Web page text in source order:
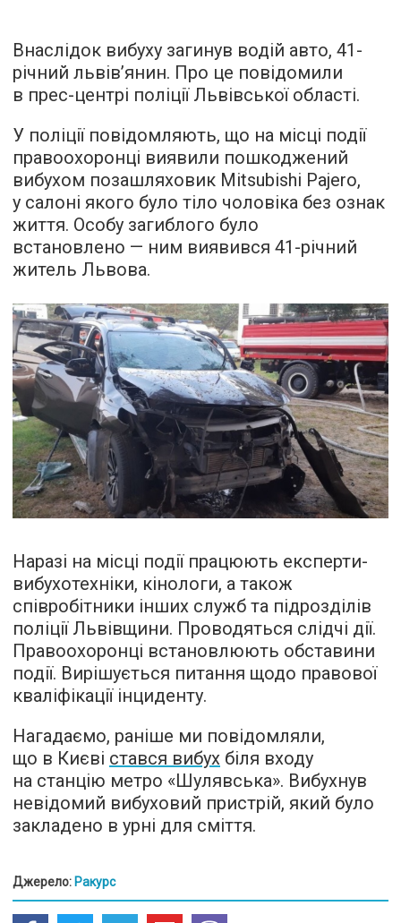
Внаслідок вибуху загинув водій авто, 41-
річний львів’янин. Про це повідомили
в прес-центрі поліції Львівської області.
У поліції повідомляють, що на місці події
правоохоронці виявили пошкоджений
вибухом позашляховик Mitsubishi Pajero,
у салоні якого було тіло чоловіка без ознак
життя. Особу загиблого було
встановлено — ним виявився 41-річний
житель Львова.
Наразі на місці події працюють експерти-
вибухотехніки, кінологи, а також
співробітники інших служб та підрозділів
поліції Львівщини. Проводяться слідчі дії.
Правоохоронці встановлюють обставини
події. Вирішується питання щодо правової
кваліфікації інциденту.
Нагадаємо, раніше ми повідомляли,
що в Києві стався вибух біля входу
на станцію метро «Шулявська». Вибухнув
невідомий вибуховий пристрій, який було
закладено в урні для сміття.
Джерело: Ракурс